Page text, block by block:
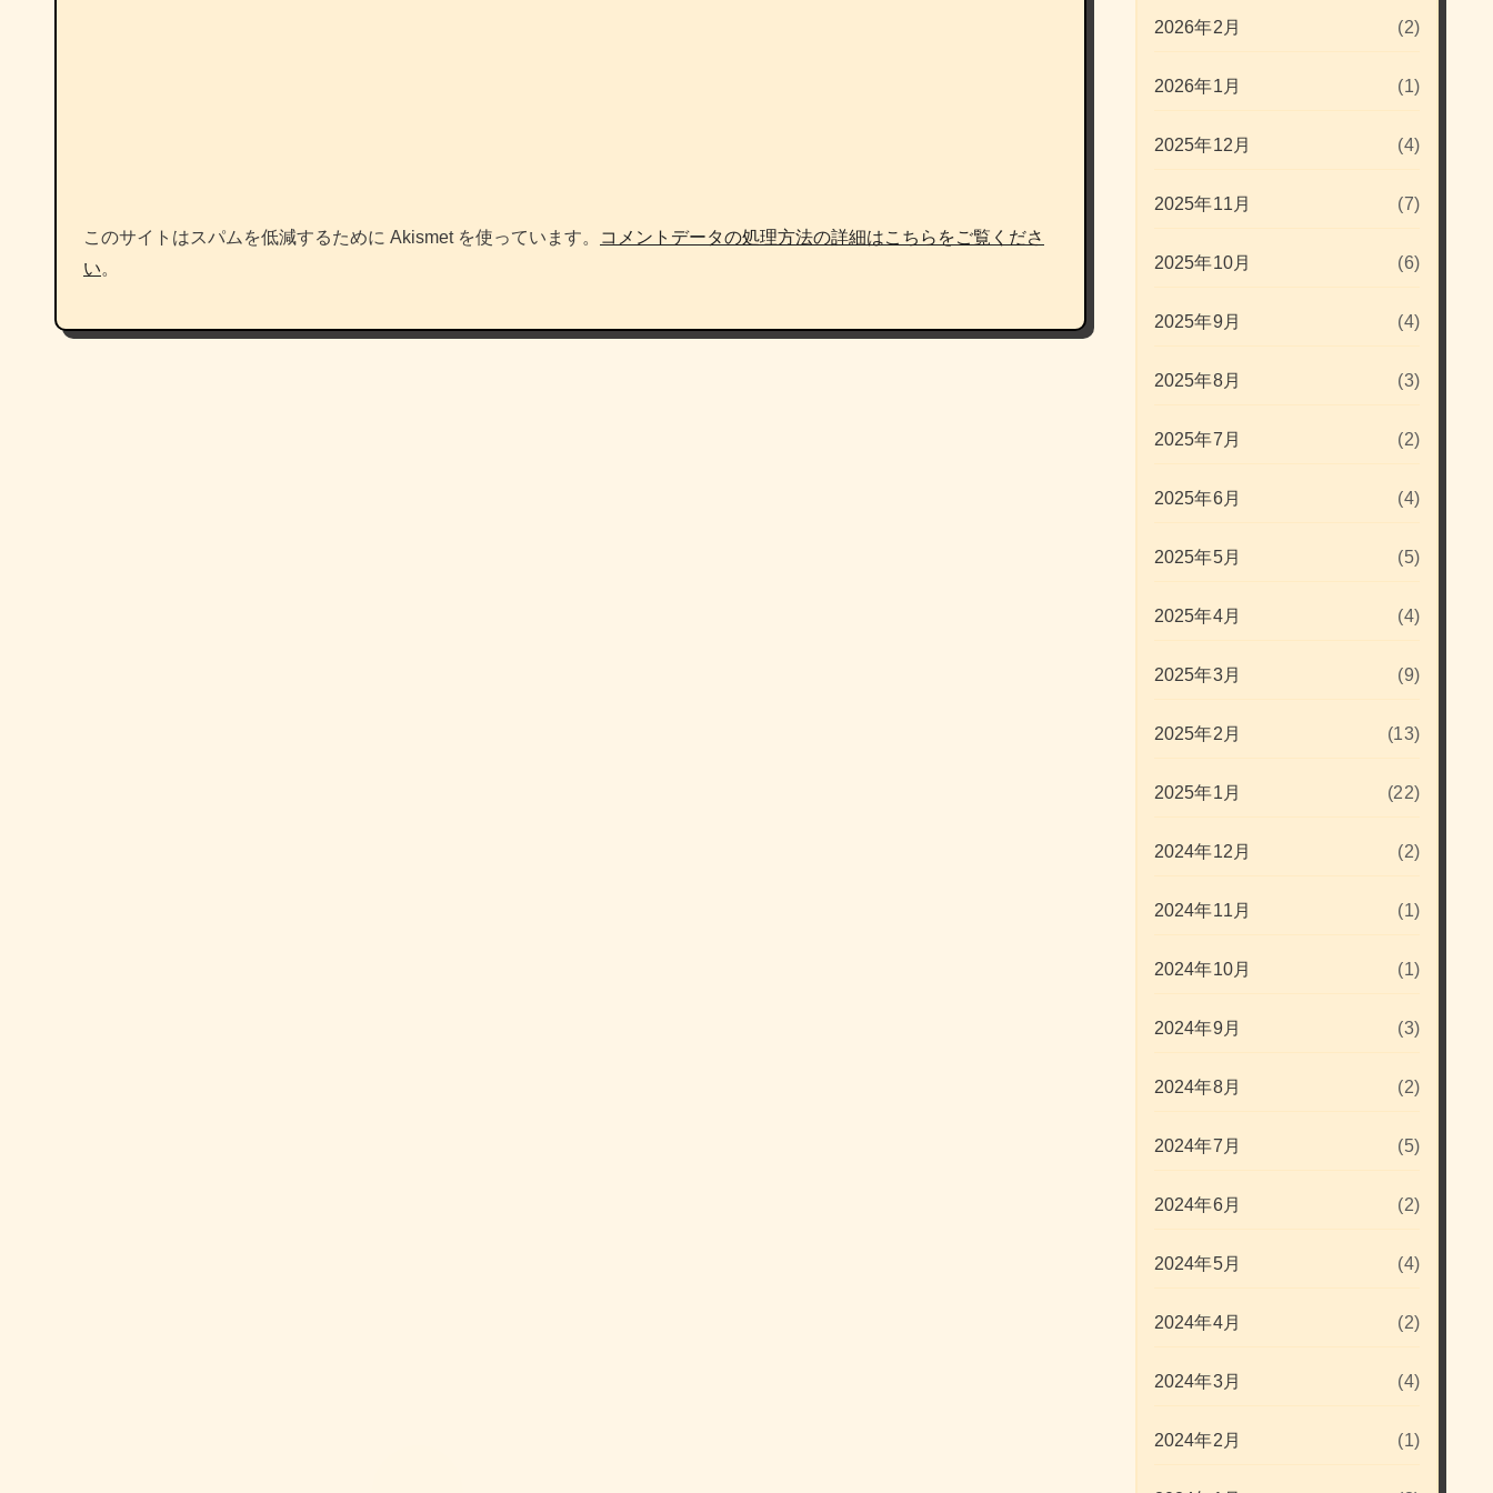
このサイトはスパムを低減するために Akismet を使っています。
コメントデータの処理方法の詳細はこちらをご覧くださ
い。
2026年2月 (2)
2026年1月 (1)
2025年12月 (4)
2025年11月 (7)
2025年10月 (6)
2025年9月 (4)
2025年8月 (3)
2025年7月 (2)
2025年6月 (4)
2025年5月 (5)
2025年4月 (4)
2025年3月 (9)
2025年2月 (13)
2025年1月 (22)
2024年12月 (2)
2024年11月 (1)
2024年10月 (1)
2024年9月 (3)
2024年8月 (2)
2024年7月 (5)
2024年6月 (2)
2024年5月 (4)
2024年4月 (2)
2024年3月 (4)
2024年2月 (1)